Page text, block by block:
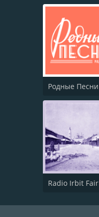
Родные Песни
Radio Irbit Fair